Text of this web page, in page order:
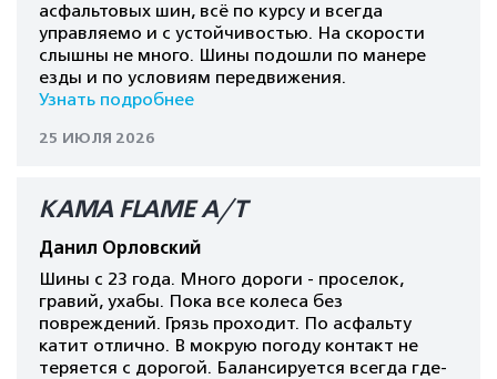
асфальтовых шин, всё по курсу и всегда
управляемо и с устойчивостью. На скорости
слышны не много. Шины подошли по манере
езды и по условиям передвижения.
Узнать подробнее
25 ИЮЛЯ 2026
КАМА FLAME A/T
Данил Орловский
Шины с 23 года. Много дороги - проселок,
гравий, ухабы. Пока все колеса без
повреждений. Грязь проходит. По асфальту
катит отлично. В мокрую погоду контакт не
теряется с дорогой. Балансируется всегда где-